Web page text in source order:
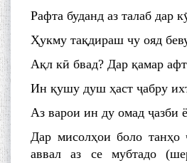
Рафта буданд аз талаб дар
Ҳукму тақдираш чу ояд
Ақл кӣ бвад? Дар қамар
Ин қушу душ ҳаст ҷабру
Аз варои ин ду омад ҷазби
Дар мисолҳои боло танҳо
аввал аз се мубтадо